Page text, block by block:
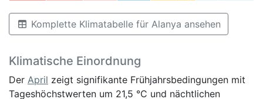
Komplette Klimatabelle für Alanya ansehen
Klimatische Einordnung
Der April zeigt signifikante Frühjahrsbedingungen mit
Tageshöchstwerten um 21,5 °C und nächtlichen